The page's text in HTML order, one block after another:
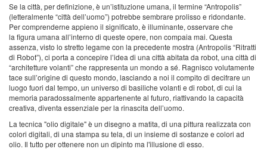
Se la città, per definizione, è un’istituzione umana, il termine “Antropolis”
(letteralmente “città dell’uomo”) potrebbe sembrare prolisso e ridondante.
Per comprenderne appieno il significato, è illuminante, osservare che
la figura umana all’interno di queste opere, non compaia mai. Questa
assenza, visto lo stretto legame con la precedente mostra (Antropolis “Ritratti
di Robot”), ci porta a concepire l’idea di una città abitata da robot, una città di
“architetture volanti” che rappresenta un mondo a sé. Ragnisco volutamente
tace sull’origine di questo mondo, lasciando a noi il compito di decifrare un
luogo fuori dal tempo, un universo di basiliche volanti e di robot, di cui la
memoria paradossalmente appartenente al futuro, riattivando la capacità
creativa, diventa essenziale per la rinascita dell’uomo.
La tecnica "olio digitale" è un disegno a matita, di una pittura realizzata con
colori digitali, di una stampa su tela, di un insieme di sostanze e colori ad
olio. Il tutto per ottenere non un dipinto ma l'illusione di esso.